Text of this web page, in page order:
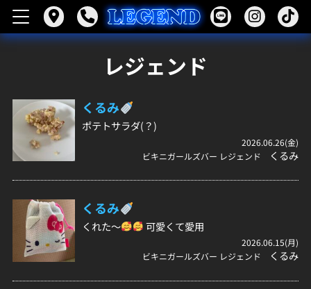
レジェンド
くるみ
ポテトサラダ(？)
2026.06.26(金)
ビキニガールズバー レジェンド
くるみ
くるみ
くれた～ 可愛くて愛用
2026.06.15(月)
ビキニガールズバー レジェンド
くるみ